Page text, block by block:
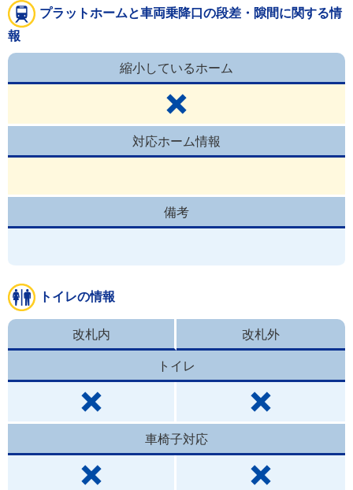
プラットホームと車両乗降口の段差・隙間に関する情
報
縮小しているホーム
対応ホーム情報
備考
トイレの情報
改札内 改札外
トイレ
車椅子対応